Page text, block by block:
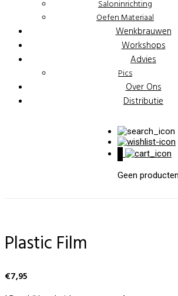
Saloninrichting
Oefen Materiaal
Wenkbrauwen
Workshops
Advies
Pics
Over Ons
Distributie
Geen
Plastic Film
€7,95